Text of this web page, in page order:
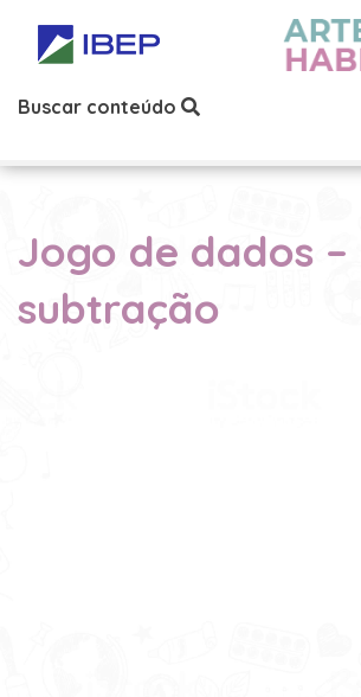
Buscar conteúdo
Jogo de dados –
subtração